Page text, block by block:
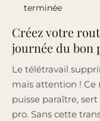
terminée
Créez votre
journée du bon
Le télétravail
mais attention ! Ce
puisse paraître,
pro. Sans cette